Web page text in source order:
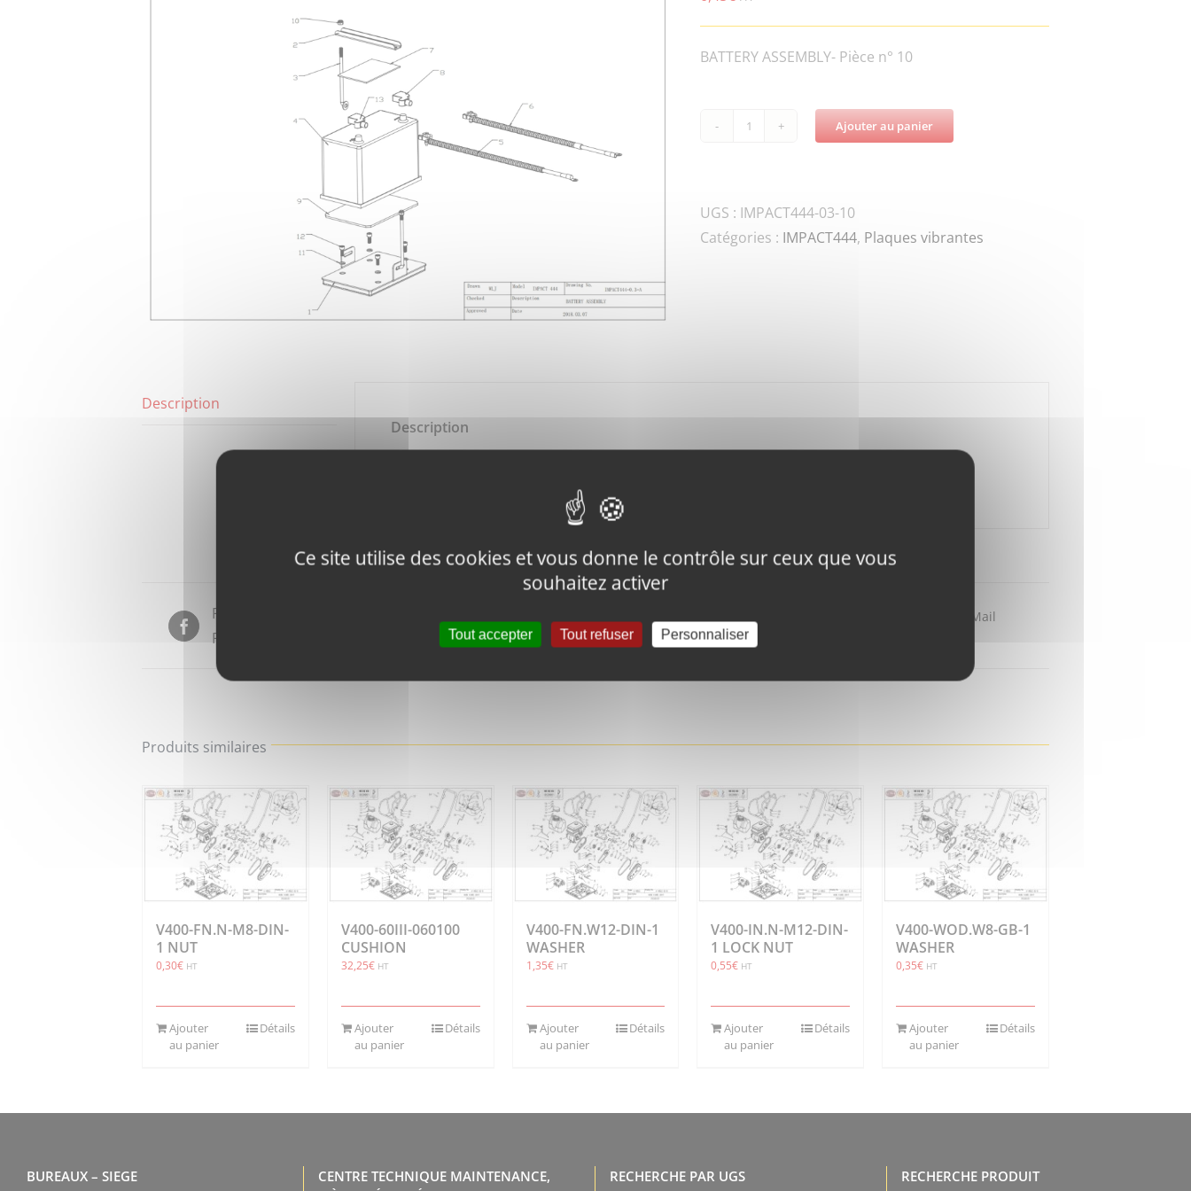
BATTERY ASSEMBLY- Pièce n° 10
quantité
IN.N-
M8-
Ajouter au panier
UGS : IMPACT444-03-10
Catégories : IMPACT444, Plaques vibrantes
Description
Description
Partager sur
Facebook
produit
produit
Partager par Mail
Produits similaires
V400-FN.N-M8-DIN-
1 NUT
0,30€ HT
Ajouter
au panier
Détails
V400-60III-060100
CUSHION
32,25€ HT
Ajouter
au panier
Détails
V400-FN.W12-DIN-1
WASHER
1,35€ HT
Ajouter
au panier
Détails
V400-IN.N-M12-DIN-
1 LOCK NUT
0,55€ HT
Ajouter
au panier
Détails
V400-WOD.W8-GB-1
WASHER
0,35€ HT
Ajouter
au panier
Détails
BUREAUX – SIEGE
CENTRE TECHNIQUE MAINTENANCE,
RECHERCHE PAR UGS RECHERCHE PRODUIT
Ce site utilise des cookies et vous donne le contrôle sur ceux que vous
souhaitez activer
Tout accepter Tout refuser Personnaliser